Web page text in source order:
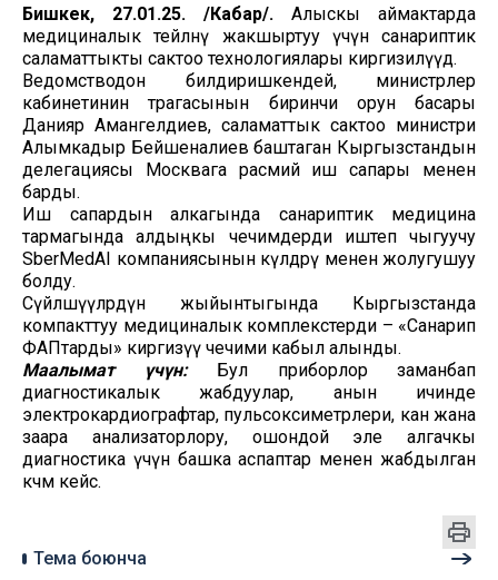
Бишкек, 27.01.25. /Кабар/. Алыскы аймактарда
медициналык тейлөөнү жакшыртуу үчүн санариптик
саламаттыкты сактоо технологиялары киргизилүүдө.
Ведомстводон билдиришкендей, министрлер
кабинетинин төрагасынын биринчи орун басары
Данияр Амангелдиев, саламаттык сактоо министри
Алымкадыр Бейшеналиев баштаган Кыргызстандын
делегациясы Москвага расмий иш сапары менен
барды.
Иш сапардын алкагында санариптик медицина
тармагында алдыңкы чечимдерди иштеп чыгуучу
SberMedAI компаниясынын өкүлдөрү менен жолугушуу
болду.
Сүйлөшүүлөрдүн жыйынтыгында Кыргызстанда
компакттуу медициналык комплекстерди – «Санарип
ФАПтарды» киргизүү чечими кабыл алынды.
Маалымат үчүн:Бул приборлор заманбап
диагностикалык жабдуулар, анын ичинде
электрокардиографтар, пульсоксиметрлери, кан жана
заара анализаторлору, ошондой эле алгачкы
диагностика үчүн башка аспаптар менен жабдылган
көчмө кейс.
Тема боюнча